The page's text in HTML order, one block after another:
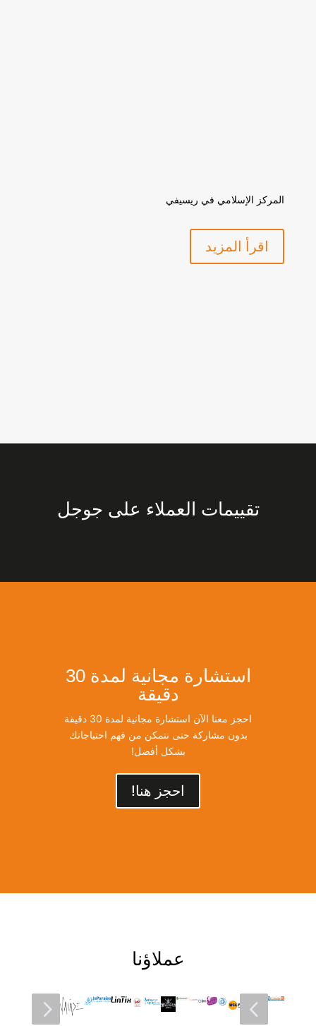
المركز الإسلامي في ريسيفي
اقرأ المزيد
تقييمات العملاء على جوجل
استشارة مجانية لمدة 30
دقيقة
احجز معنا الآن استشارة مجانية لمدة 30 دقيقة
بدون مشاركة حتى نتمكن من فهم احتياجاتك
بشكل أفضل!
احجز هنا!
عملاؤنا
4
5